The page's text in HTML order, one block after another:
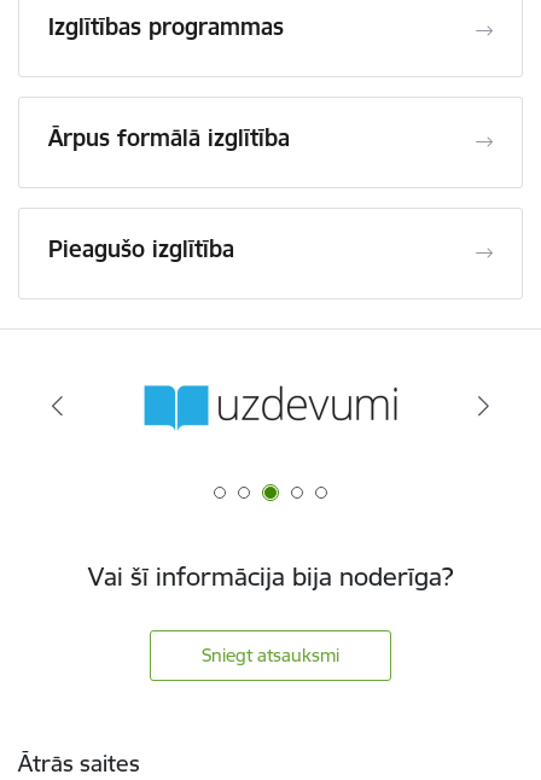
Izglītības programmas
Ārpus formālā izglītība
Pieagušo izglītība
Vai šī informācija bija noderīga?
Sniegt atsauksmi
Ātrās saites